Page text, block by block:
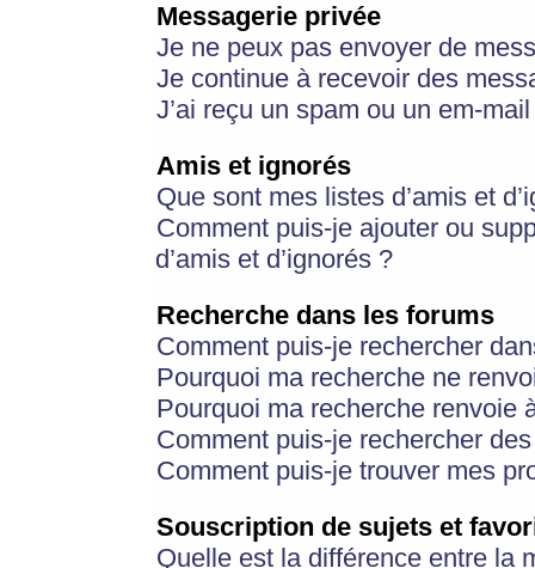
Messagerie privée
Je ne peux pas envoyer de
Je continue à recevoir des
J’ai reçu un spam ou un em-
Amis et ignorés
Que sont mes listes d’amis et
Comment puis-je ajouter ou
d’amis et d’ignorés ?
Recherche dans les forums
Comment puis-je rechercher
Pourquoi ma recherche ne
Pourquoi ma recherche renvoie
Comment puis-je rechercher
Comment puis-je trouver mes
Souscription de sujets et
Quelle est la différence entre la